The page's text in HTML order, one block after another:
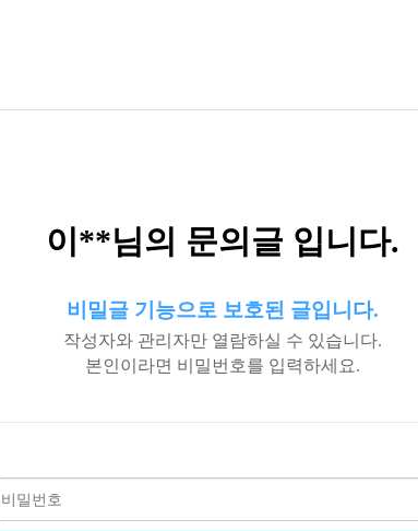
이**님의 문의글 입니다.
비밀글 기능으로 보호된 글입니다.
작성자와 관리자만 열람하실 수 있습니다.
본인이라면 비밀번호를 입력하세요.